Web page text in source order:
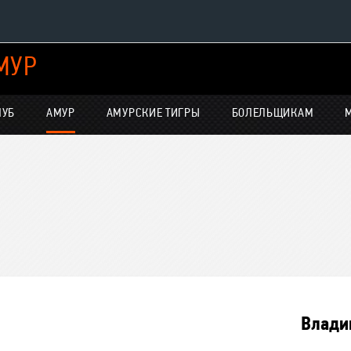
Дивизион Харламова
Автомобилист
АМУР АМУРСКИЕ ТИГРЫ БОЛЕЛЬЩИКАМ